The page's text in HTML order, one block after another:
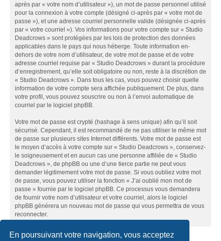
En poursuivant votre navigation, vous acceptez
après par « votre nom d’utilisateur »), un mot de passe personnel utilisé
pour la connexion à votre compte (désigné ci-après par « votre mot de
passe »), et une adresse courriel personnelle valide (désignée ci-après
par « votre courriel »). Vos informations pour votre compte sur « Studio
Deadcrows » sont protégées par les lois de protection des données
applicables dans le pays qui nous héberge. Toute information en-
dehors de votre nom d’utilisateur, de votre mot de passe et de votre
adresse courriel requise par « Studio Deadcrows » durant la procédure
d’enregistrement, qu’elle soit obligatoire ou non, reste à la discrétion de
« Studio Deadcrows ». Dans tous les cas, vous pouvez choisir quelle
information de votre compte sera affichée publiquement. De plus, dans
votre profil, vous pouvez souscrire ou non à l’envoi automatique de
courriel par le logiciel phpBB.
Votre mot de passe est crypté (hashage à sens unique) afin qu’il soit
sécurisé. Cependant, il est recommandé de ne pas utiliser le même mot
de passe sur plusieurs sites Internet différents. Votre mot de passe est
le moyen d’accès à votre compte sur « Studio Deadcrows », conservez-
le soigneusement et en aucun cas une personne affiliée de « Studio
Deadcrows », de phpBB ou une d’une tierce partie ne peut vous
demander légitimement votre mot de passe. Si vous oubliez votre mot
de passe, vous pouvez utiliser la fonction « J’ai oublié mon mot de
passe » fournie par le logiciel phpBB. Ce processus vous demandera
de fournir votre nom d’utilisateur et votre courriel, alors le logiciel
phpBB générera un nouveau mot de passe qui vous permettra de vous
reconnecter.